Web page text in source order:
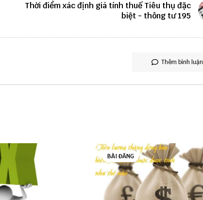
Thời điểm xác định giá tính thuế Tiêu thụ đặc
biệt - thông tư 195
Thêm bình luận
BÀI ĐĂNG